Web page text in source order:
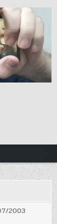
2003